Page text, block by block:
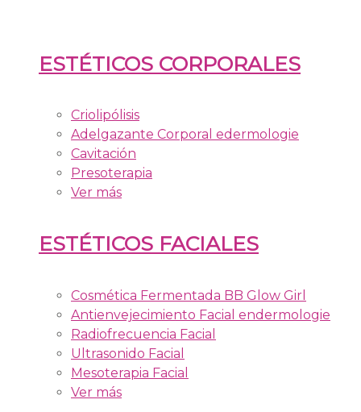
ESTÉTICOS CORPORALES
Criolipólisis
Adelgazante Corporal edermologie
Cavitación
Presoterapia
Ver más
ESTÉTICOS FACIALES
Cosmética Fermentada BB Glow Girl
Antienvejecimiento Facial endermologie
Radiofrecuencia Facial
Ultrasonido Facial
Mesoterapia Facial
Ver más